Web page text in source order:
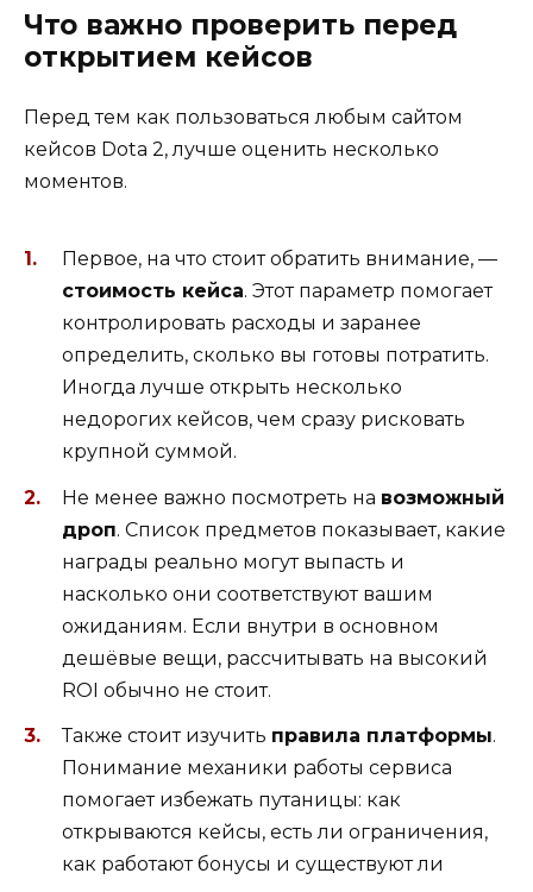
Что важно проверить перед
открытием кейсов
Перед тем как пользоваться любым сайтом
кейсов Dota 2, лучше оценить несколько
моментов.
Первое, на что стоит обратить внимание, —
стоимость кейса. Этот параметр помогает
контролировать расходы и заранее
определить, сколько вы готовы потратить.
Иногда лучше открыть несколько
недорогих кейсов, чем сразу рисковать
крупной суммой.
Не менее важно посмотреть на возможный
дроп. Список предметов показывает, какие
награды реально могут выпасть и
насколько они соответствуют вашим
ожиданиям. Если внутри в основном
дешёвые вещи, рассчитывать на высокий
ROI обычно не стоит.
Также стоит изучить правила платформы.
Понимание механики работы сервиса
помогает избежать путаницы: как
открываются кейсы, есть ли ограничения,
как работают бонусы и существуют ли